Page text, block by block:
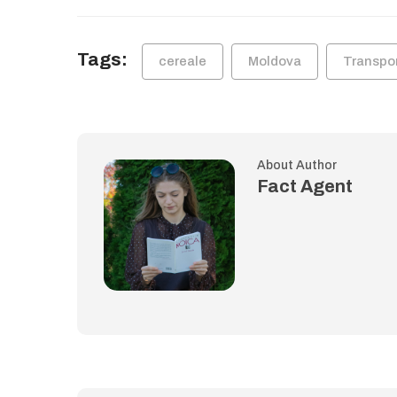
Tags: cereale Moldova
About Author
Fact Agent